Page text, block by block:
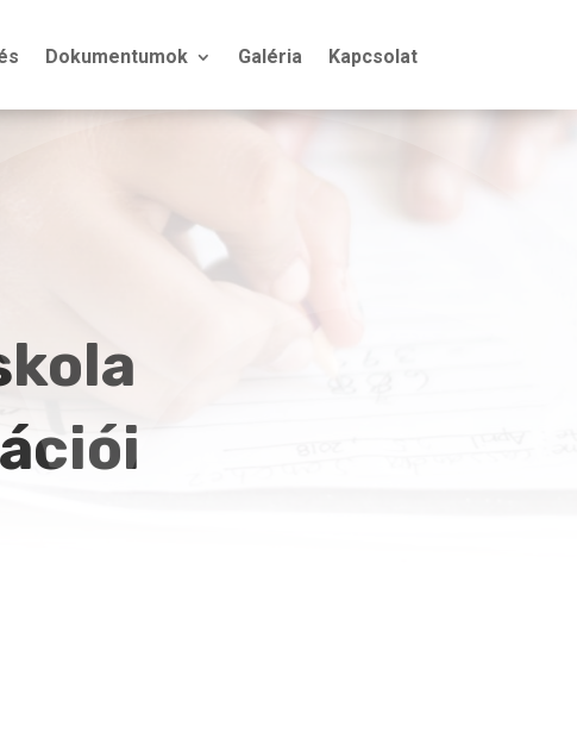
Dokumentumok Galéria Kapcsolat